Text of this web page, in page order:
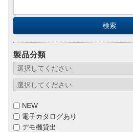
製品分類
NEW
電子カタログあり
デモ機貸出